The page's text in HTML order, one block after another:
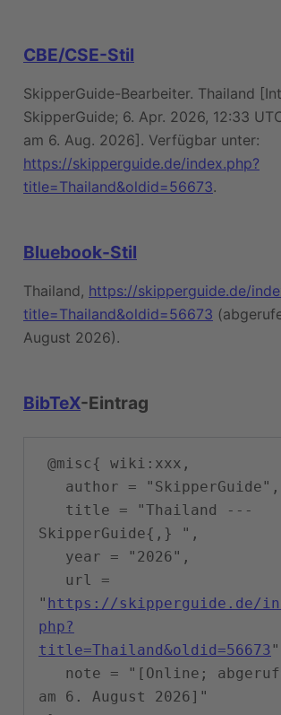
CBE/CSE-Stil
SkipperGuide-Bearbeiter. Thailand
SkipperGuide; 6. Apr. 2026, 12:33
am 6. Aug. 2026]. Verfügbar unter:
https://skipperguide.de/index.php?
title=Thailand&oldid=56673.
Bluebook-Stil
Thailand, https://skipperguide.de/
title=Thailand&oldid=56673
August 2026).
BibTeX-Eintrag
SkipperGuide{,} ",
" https://skipperguide.de/
php?
title=Thailand&oldid=56673
am 6. August 2026]"